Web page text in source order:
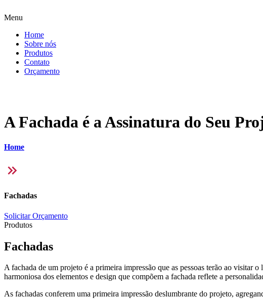
Menu
Home
Sobre nós
Produtos
Contato
Orçamento
A Fachada é a Assinatura do Seu
Home
Fachadas
Solicitar Orçamento
Produtos
Fachadas
A fachada de um projeto é a primeira impressão que as pessoas terão ao visitar
harmoniosa dos elementos e design que compõem a fachada reflete a
As fachadas conferem uma primeira impressão deslumbrante do projeto,